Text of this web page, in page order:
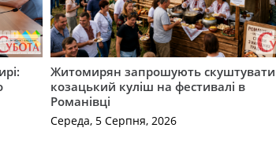
Житомирян запрошують скуштувати
козацький куліш на фестивалі в
Романівці
Середа, 5 Серпня, 2026